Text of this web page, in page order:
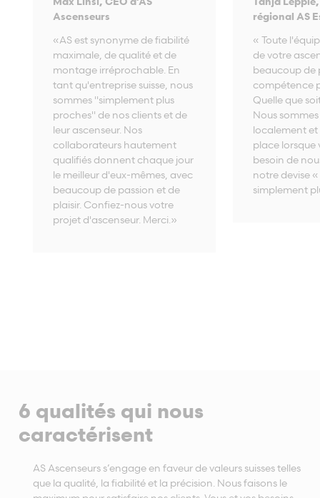
Ascenseurs
«AS est synonyme de fiabilité
maximale, de qualité et de
montage irréprochable. En
tant qu'entreprise suisse, nous
sommes "simplement plus
proches" de nos clients et de
leur ascenseur. Nos
collaborateurs hautement
qualifiés donnent chaque jour
le meilleur d'eux-mêmes, avec
beaucoup de passion et de
plaisir. Confiez-nous votre
projet d'ascenseur. Merci.»
régional AS
« Toute
de votre
beaucoup de
compétence
Quelle que
Nous
localement et
place lorsque
besoin de
notre devise
simplement
6 qualités qui nous
caractérisent
AS Ascenseurs s’engage en faveur de valeurs suisses telles
que la qualité, la fiabilité et la précision. Nous faisons le